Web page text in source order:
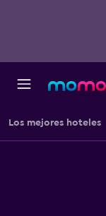
Los mejores hoteles